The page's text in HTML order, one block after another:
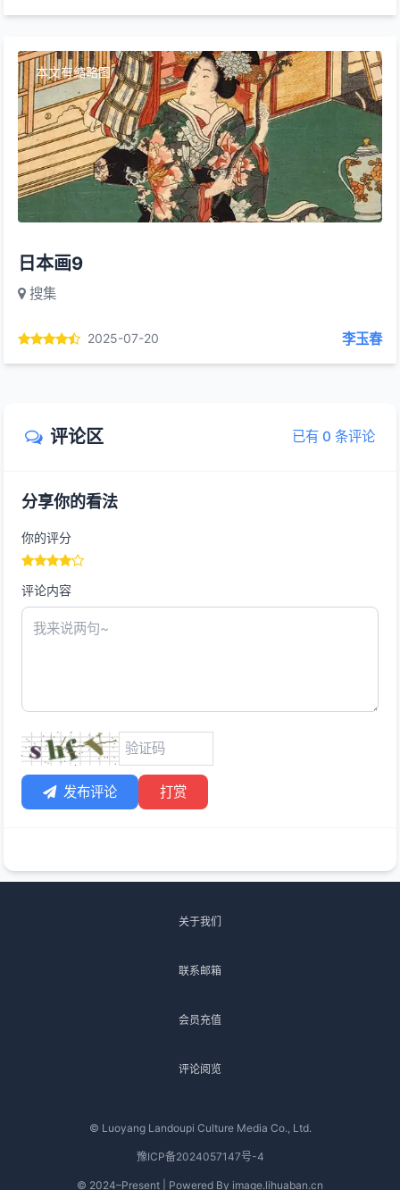
本文有缩略图
日本画9
搜集
2025-07-20 李玉春
评论区 已有 0 条评论
分享你的看法
你的评分
评论内容
发布评论 打赏
关于我们
联系邮箱
会员充值
评论阅览
© Luoyang Landoupi Culture Media Co., Ltd.
豫ICP备2024057147号-4
© 2024–Present | Powered By image.lihuaban.cn